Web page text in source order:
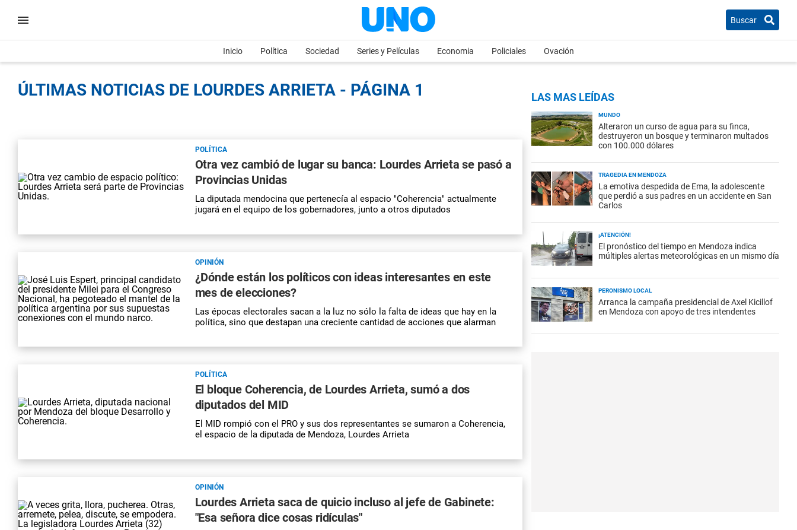
Buscar
Inicio Política Sociedad Series y Películas Economia Policiales Ovación
ÚLTIMAS NOTICIAS DE LOURDES ARRIETA - PÁGINA 1
POLÍTICA
Otra vez cambió de lugar su banca: Lourdes Arrieta se pasó a
Provincias Unidas
La diputada mendocina que pertenecía al espacio "Coherencia" actualmente
jugará en el equipo de los gobernadores, junto a otros diputados
OPINIÓN
¿Dónde están los políticos con ideas interesantes en este
mes de elecciones?
Las épocas electorales sacan a la luz no sólo la falta de ideas que hay en la
política, sino que destapan una creciente cantidad de acciones que alarman
POLÍTICA
El bloque Coherencia, de Lourdes Arrieta, sumó a dos
diputados del MID
El MID rompió con el PRO y sus dos representantes se sumaron a Coherencia,
el espacio de la diputada de Mendoza, Lourdes Arrieta
OPINIÓN
Lourdes Arrieta saca de quicio incluso al jefe de Gabinete:
"Esa señora dice cosas ridículas"
LAS MAS LEÍDAS
MUNDO
Alteraron un curso de agua para su finca,
destruyeron un bosque y terminaron multados
con 100.000 dólares
TRAGEDIA EN MENDOZA
La emotiva despedida de Ema, la adolescente
que perdió a sus padres en un accidente en San
Carlos
¡ATENCIÓN!
El pronóstico del tiempo en Mendoza indica
múltiples alertas meteorológicas en un mismo día
PERONISMO LOCAL
Arranca la campaña presidencial de Axel Kicillof
en Mendoza con apoyo de tres intendentes